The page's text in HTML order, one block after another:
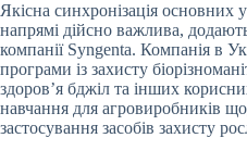
Якісна синхронізація основних
напрямі дійсно важлива,
компанії Syngenta. Компанія в
програми із захисту
здоров’я бджіл та інших
навчання для агровиробників
застосування засобів захисту